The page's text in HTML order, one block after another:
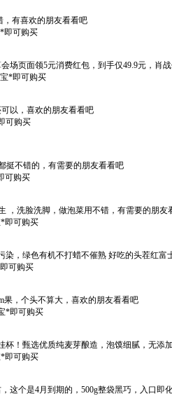
，有喜欢的朋友看看吧
即可购买
场页面领5元消费红包，到手仅49.9元，
*即可购买
以，喜欢的朋友看看吧
可购买
挺不错的，有需要的朋友看看吧
可购买
，洗脸洗脚，做泡菜用不错，有需要的朋友
*即可购买
，绿色有机不打蜡不催熟 好吃的头茬红
可购买
果，个头不算大，喜欢的朋友看看吧
*即可购买
杯！甄选优质纯麦芽酿造，泡馍细腻，无添
*即可购买
这个是4月到期的，500g整袋黑巧，入口即